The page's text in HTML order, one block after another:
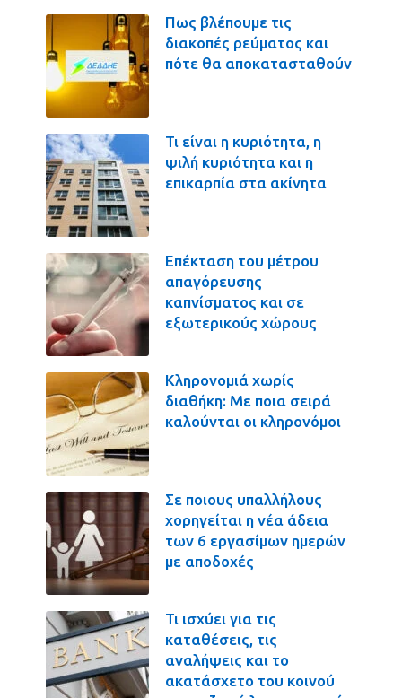
Πως βλέπουμε τις
διακοπές ρεύματος και
πότε θα αποκατασταθούν
Τι είναι η κυριότητα, η
ψιλή κυριότητα και η
επικαρπία στα ακίνητα
Επέκταση του μέτρου
απαγόρευσης
καπνίσματος και σε
εξωτερικούς χώρους
Κληρονομιά χωρίς
διαθήκη: Με ποια σειρά
καλούνται οι κληρονόμοι
Σε ποιους υπαλλήλους
χορηγείται η νέα άδεια
των 6 εργασίμων ημερών
με αποδοχές
Τι ισχύει για τις
καταθέσεις, τις
αναλήψεις και το
ακατάσχετο του κοινού